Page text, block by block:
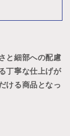
と細部への配慮
丁寧な仕上げが
ける商品となっ